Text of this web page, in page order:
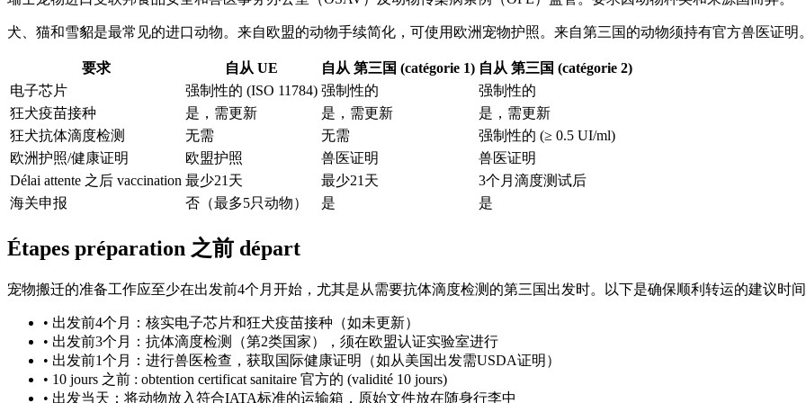
犬、猫和雪貂是最常见的进口动物。来自欧盟的动物手续简化，可使用欧洲宠物护照。来自第三国的动物须持有官方兽医证明。
要求 自从 UE 自从 第三国 (catégorie 1) 自从 第三国 (catégorie 2)
电子芯片
强制性的 (ISO 11784) 强制性的
强制性的
狂犬疫苗接种
是，需更新 是，需更新
是，需更新
狂犬抗体滴度检测
无需 无需
强制性的 (≥ 0.5 UI/ml)
欧洲护照/健康证明
欧盟护照 兽医证明
兽医证明
Délai attente 之后 vaccination 最少21天 最少21天
3个月滴度测试后
海关申报
否（最多5只动物） 是 是
Étapes préparation 之前 départ
宠物搬迁的准备工作应至少在出发前4个月开始，尤其是从需要抗体滴度检测的第三国出发时。以下是确保顺利转运的建议时间
• 出发前4个月：核实电子芯片和狂犬疫苗接种（如未更新）
• 出发前3个月：抗体滴度检测（第2类国家），须在欧盟认证实验室进行
• 出发前1个月：进行兽医检查，获取国际健康证明（如从美国出发需USDA证明）
• 10 jours 之前 : obtention certificat sanitaire 官方的 (validité 10 jours)
• 出发当天：将动物放入符合IATA标准的运输箱，原始文件放在随身行李中